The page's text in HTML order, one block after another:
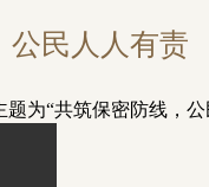
公民人人有责
为“共筑保密防线，公